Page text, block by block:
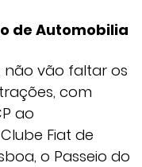
de Automobilia
não vão faltar os
com
ao
Fiat de
o Passeio do